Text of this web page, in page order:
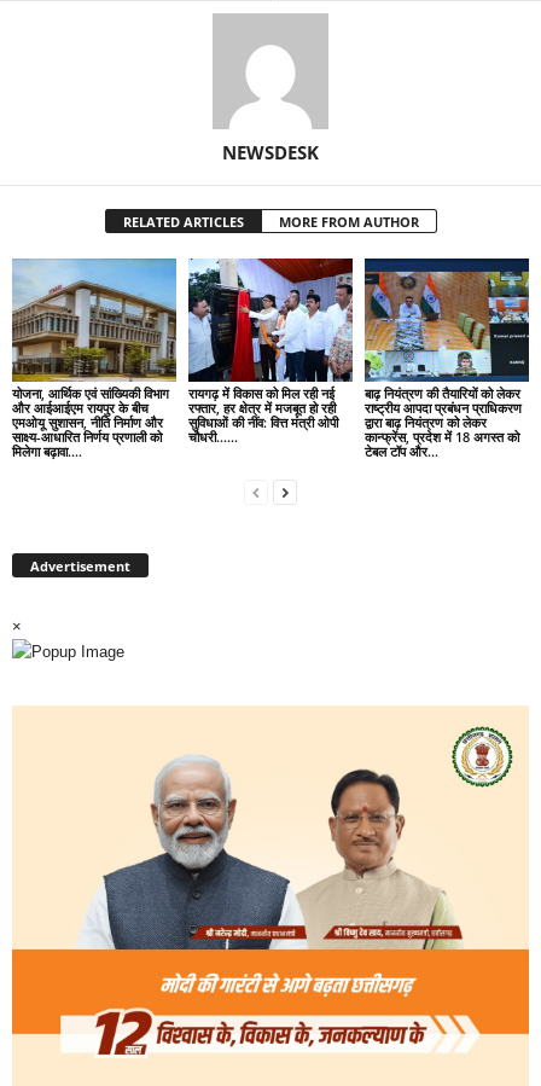
NEWSDESK
RELATED ARTICLES MORE FROM AUTHOR
योजना, आर्थिक एवं सांख्यिकी विभाग
और आईआईएम रायपुर के बीच
एमओयू सुशासन, नीति निर्माण और
साक्ष्य-आधारित निर्णय प्रणाली को
मिलेगा बढ़ावा….
रायगढ़ में विकास को मिल रही नई
रफ्तार, हर क्षेत्र में मजबूत हो रही
सुविधाओं की नींव: वित्त मंत्री ओपी
चौधरी……
बाढ़ नियंत्रण की तैयारियों को लेकर
राष्ट्रीय आपदा प्रबंधन प्राधिकरण
द्वारा बाढ़ नियंत्रण को लेकर
कान्फ्रेंस, प्रदेश में 18 अगस्त को
टेबल टॉप और...
Advertisement
×